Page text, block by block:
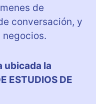
de
conversación, y
negocios.
ubicada la
ESTUDIOS DE